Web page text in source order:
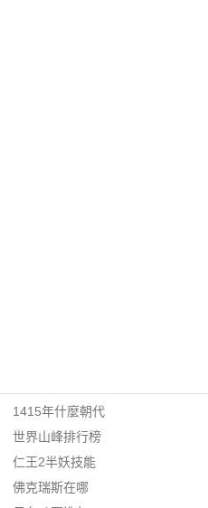
1415年什麼朝代
世界山峰排行榜
仁王2半妖技能
佛克瑞斯在哪